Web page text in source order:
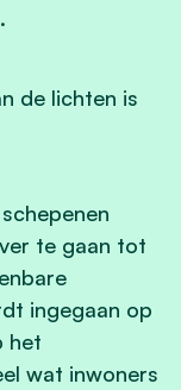
de lichten is
te gaan tot
ingegaan op
het
wat inwoners